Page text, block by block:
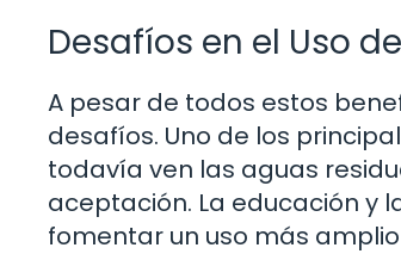
Desafíos en el Uso
A pesar de todos estos
desafíos. Uno de los
todavía ven las aguas
aceptación. La educación y
fomentar un uso más